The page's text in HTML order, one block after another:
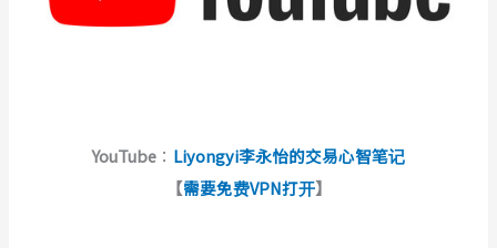
YouTube ： Liyongyi李永怡的交易心智笔记
【需要免费VPN打开】